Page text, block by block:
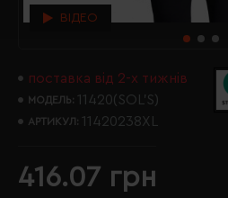
ВІДЕО
поставка від 2-х тижнів
МОДЕЛЬ: 11420(SOL’S)
АРТИКУЛ: 11420238XL
416.07 грн